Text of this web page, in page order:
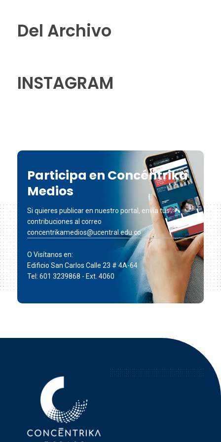
Del Archivo
INSTAGRAM
Participa en Concéntrika
Medios
Si quieres publicar en nuestro portal, envía tus
contribuciones al correo
concentrikamedios@ucentral.edu.co
O Visítanos en:
Edificio San Carlos Calle 23 # 4A-64
Tel: 601 3239868 - Ext. 4060